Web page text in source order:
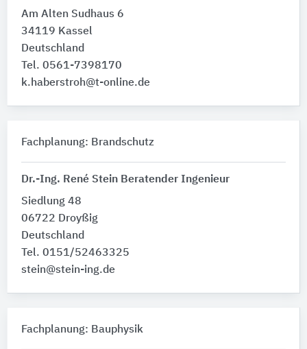
Am Alten Sudhaus 6
34119 Kassel
Deutschland
Tel. 0561-7398170
k.haberstroh@t-online.de
Fachplanung: Brandschutz
Dr.-Ing. René Stein Beratender Ingenieur
Siedlung 48
06722 Droyßig
Deutschland
Tel. 0151/52463325
stein@stein-ing.de
Fachplanung: Bauphysik